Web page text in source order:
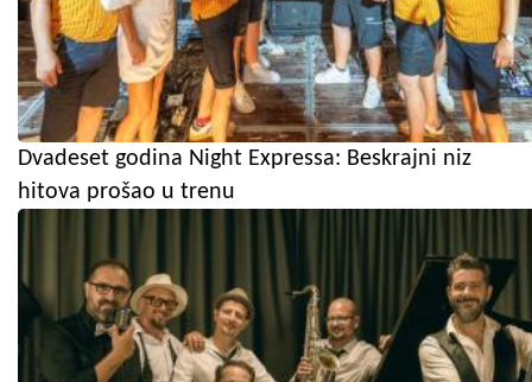
Dvadeset godina Night Expressa: Beskrajni niz
hitova prošao u trenu